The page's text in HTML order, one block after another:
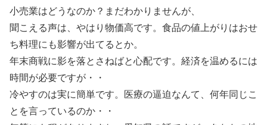
小売業はどうなのか？まだわかりませんが、
聞こえる声は、やはり物価高です。食品の値上がりはおせ
ち料理にも影響が出てるとか。
年末商戦に影を落とさねばと心配です。経済を温めるには
時間が必要ですが・・
冷やすのは実に簡単です。医療の逼迫なんて、何年同じこ
とを言っているのか・・